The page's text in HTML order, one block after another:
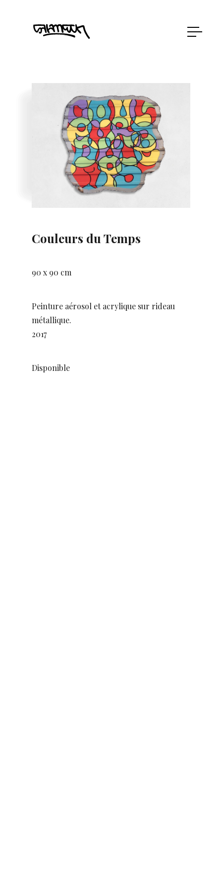
Couleurs du Temps
90 x 90 cm
Peinture aérosol et acrylique sur rideau
métallique.
2017
Disponible